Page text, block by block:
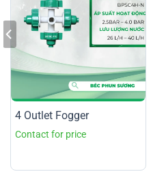
4 Outlet Fogger